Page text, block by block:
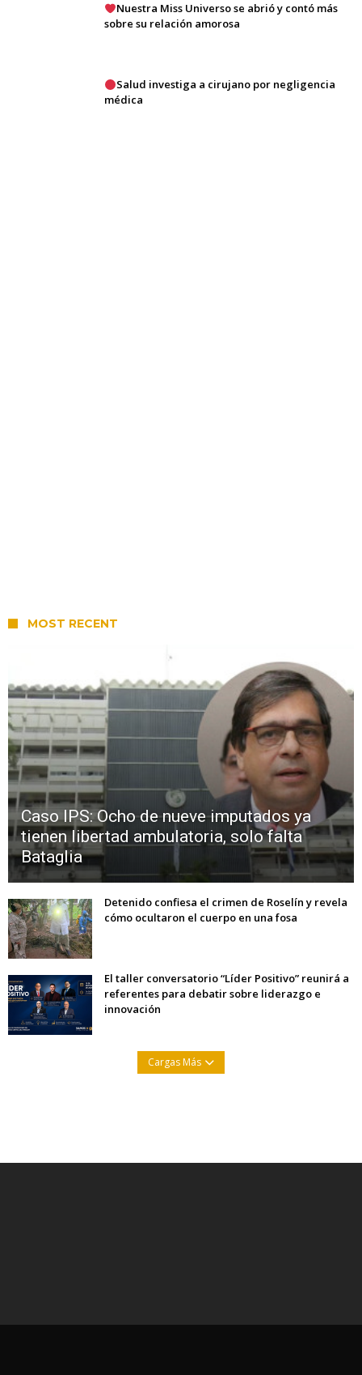
Nuestra Miss Universo se abrió y contó más
sobre su relación amorosa
Salud investiga a cirujano por negligencia
médica
MOST RECENT
Caso IPS: Ocho de nueve imputados ya
tienen libertad ambulatoria, solo falta
Bataglia
Detenido confiesa el crimen de Roselín y revela
cómo ocultaron el cuerpo en una fosa
El taller conversatorio “Líder Positivo” reunirá a
referentes para debatir sobre liderazgo e
innovación
Cargas Más